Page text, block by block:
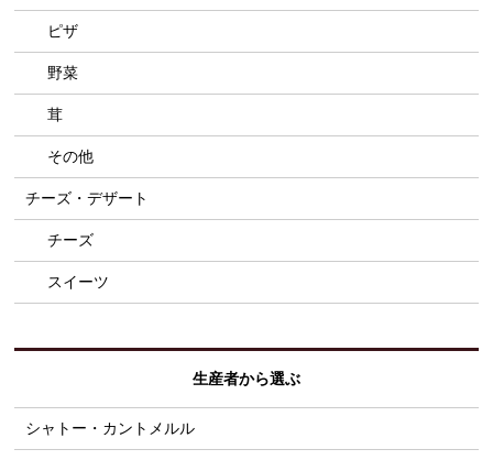
ピザ
野菜
茸
その他
チーズ・デザート
チーズ
スイーツ
生産者から選ぶ
シャトー・カントメルル